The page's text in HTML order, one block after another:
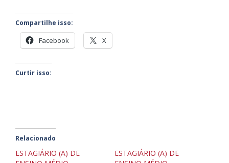
Compartilhe isso:
Facebook X
Curtir isso:
Relacionado
ESTAGIÁRIO (A) DE
ESTAGIÁRIO (A) DE